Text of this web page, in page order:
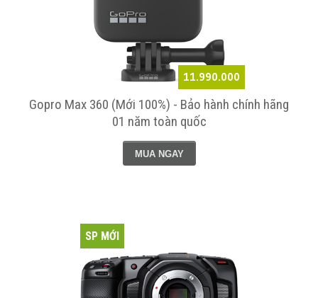
11.990.000
Gopro Max 360 (Mới 100%) - Bảo hành chính hãng
01 năm toàn quốc
MUA NGAY
SP MỚI